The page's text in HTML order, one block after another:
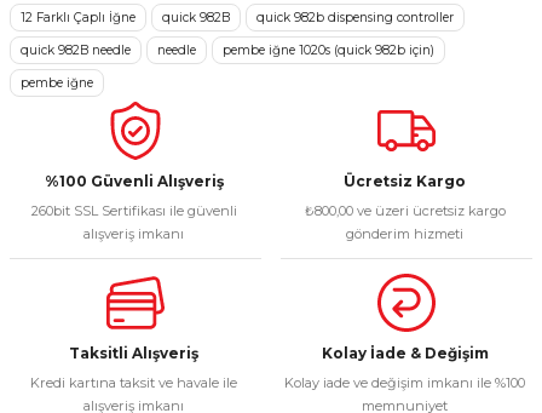
Ürün resmi kalitesiz, bozuk veya görüntülenemiyor.
Ürün açıklamasında eksik bilgiler bulunuyor.
Ürün bilgilerinde hatalar bulunuyor.
Ürün fiyatı diğer sitelerden daha pahalı.
Bu ürüne benzer farklı alternatifler olmalı.
Sitemize ilk yorumu siz yapın!
12 Farklı Çaplı İğne
quick 982B quick 982b dispensing controller
quick 982B needle needle pembe iğne 1020s (quick 982b için)
pembe iğne
%100 Güvenli Alışveriş
260bit SSL Sertifikası ile güvenli
alışveriş imkanı
Ücretsiz Kargo
₺800,00 ve üzeri ücretsiz kargo
gönderim hizmeti
Taksitli Alışveriş
Kredi kartına taksit ve havale ile
alışveriş imkanı
Kolay İade & Değişim
Kolay iade ve değişim imkanı ile %100
memnuniyet